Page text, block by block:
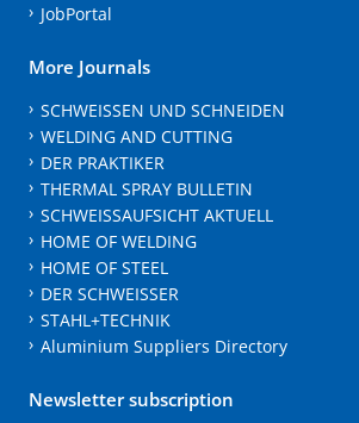
JobPortal
More Journals
SCHWEISSEN UND SCHNEIDEN
WELDING AND CUTTING
DER PRAKTIKER
THERMAL SPRAY BULLETIN
SCHWEISSAUFSICHT AKTUELL
HOME OF WELDING
HOME OF STEEL
DER SCHWEISSER
STAHL+TECHNIK
Aluminium Suppliers Directory
Newsletter subscription